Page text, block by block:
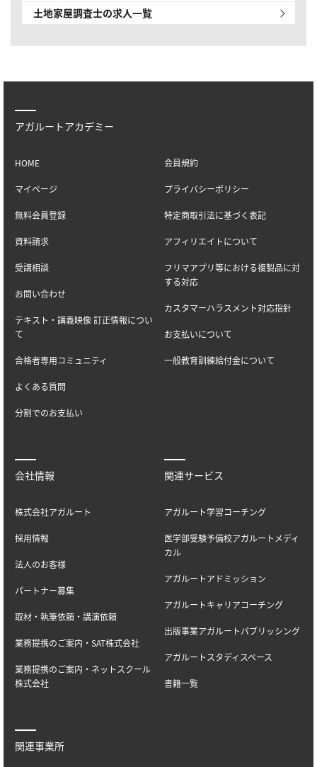
土地家屋調査士の求人一覧
アガルートアカデミー
HOME
マイページ
無料会員登録
資料請求
受講相談
お問い合わせ
テキスト・講義映像 訂正情報につい
て
合格者専用コミュニティ
よくある質問
分割でのお支払い
会員規約
プライバシーポリシー
特定商取引法に基づく表記
アフィリエイトについて
フリマアプリ等における複製品に対
する対応
カスタマーハラスメント対応指針
お支払いについて
一般教育訓練給付金について
会社情報
株式会社アガルート
採用情報
法人のお客様
パートナー募集
取材・執筆依頼・講演依頼
業務提携のご案内・SAT株式会社
業務提携のご案内・ネットスクール
株式会社
関連サービス
アガルート学習コーチング
医学部受験予備校アガルートメディ
カル
アガルートアドミッション
アガルートキャリアコーチング
出版事業アガルートパブリッシング
アガルートスタディスペース
書籍一覧
関連事業所